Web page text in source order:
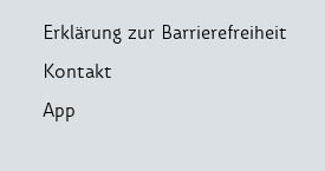
Erklärung zur Barrierefreiheit
Kontakt
App